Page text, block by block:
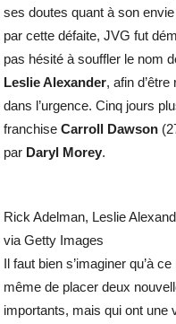
ses doutes quant à son
par cette défaite, JVG fut
pas hésité à souffler le nom
Leslie Alexander, afin
dans l’urgence. Cinq jours
franchiseCarroll Dawson
par Daryl Morey.
Rick Adelman, Leslie
via Getty Images
Il faut bien s’imaginer qu’à
même de placer deux
importants, mais qui ont une